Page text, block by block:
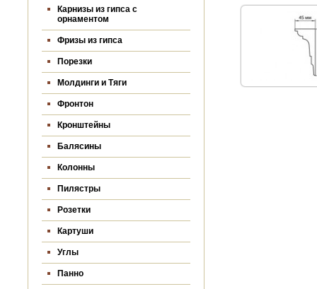
Карнизы из гипса c
орнаментом
Фризы из гипса
Порезки
Молдинги и Тяги
Фронтон
Кронштейны
Балясины
Колонны
Пилястры
Розетки
Картуши
Углы
Панно